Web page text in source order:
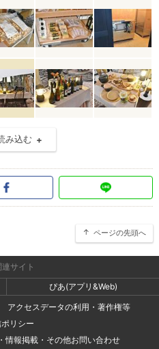
み込む
ページの先頭へ
サイト
ぴあ(アプリ&Web)
アクセスデータの利用・著作権等
リシー
情報掲載・その他お問い合わせ